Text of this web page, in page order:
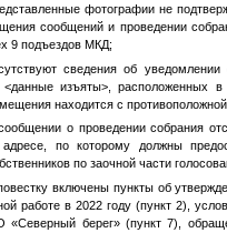
фотографии не
сообщений и проведении
9 подъездов МКД;
сведения об уведомлении
<данные изъяты> , расположенных
находится с
о проведении собрания
по которому должны
по заочной части
включены пункты об
работе в 2022 году (пункт 2),
берег» (пункт 7),